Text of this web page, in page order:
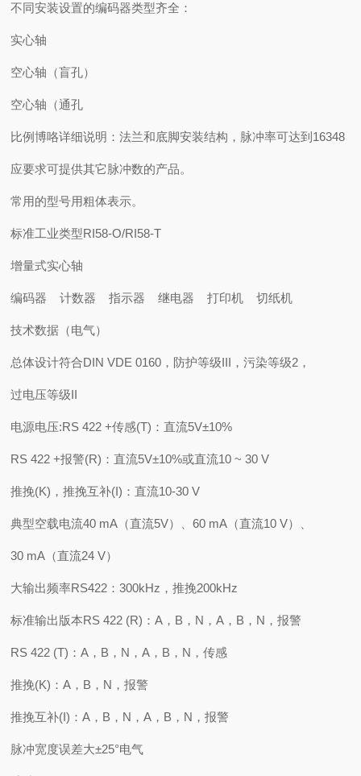
不同安装设置的编码器类型齐全：
实心轴
空心轴（盲孔）
空心轴（通孔
比例博咯详细说明：法兰和底脚安装结构，脉冲率可达到16348
应要求可提供其它脉冲数的产品。
常用的型号用粗体表示。
标准工业类型RI58-O/RI58-T
增量式实心轴
编码器 计数器 指示器 继电器 打印机 切纸机
技术数据（电气）
总体设计符合DIN VDE 0160，防护等级III，污染等级2，
过电压等级II
电源电压:RS 422 +传感(T)：直流5V±10%
RS 422 +报警(R)：直流5V±10%或直流10 ~ 30 V
推挽(K)，推挽互补(I)：直流10-30 V
典型空载电流40 mA（直流5V）、60 mA（直流10 V）、
30 mA（直流24 V）
大输出频率RS422：300kHz，推挽200kHz
标准输出版本RS 422 (R)：A，B，N，A，B，N，报警
RS 422 (T)：A，B，N，A，B，N，传感
推挽(K)：A，B，N，报警
推挽互补(I)：A，B，N，A，B，N，报警
脉冲宽度误差大±25°电气